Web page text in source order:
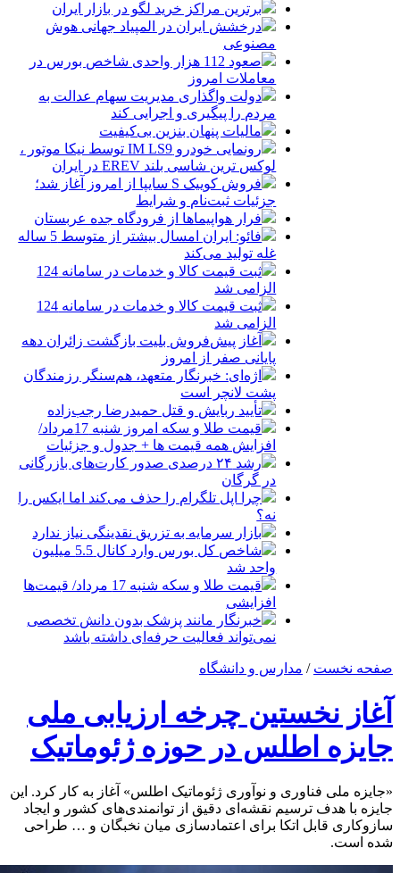
برترین مراکز خرید لگو در بازار ایران
درخشش ایران در المپیاد جهانی هوش
مصنوعی
صعود 112 هزار واحدی شاخص بورس در
معاملات امروز
دولت واگذاری مدیریت سهام عدالت به
مردم را پیگیری و اجرایی کند
مالیات پنهان بنزین بی‌کیفیت
رونمایی خودرو IM LS9 توسط نیکا موتور ،
لوکس ترین شاسی بلند EREV در ایران
فروش کوییک S سایپا از امروز آغاز شد؛
جزئیات ثبت‌نام و شرایط
فرار هواپیماها از فرودگاه جده عربستان
فائو: ایران امسال بیشتر از متوسط 5 ساله
غله تولید می‌کند
ثبت قیمت کالا و خدمات در سامانه 124
الزامی شد
ثبت قیمت کالا و خدمات در سامانه 124
الزامی شد
آغاز پیش‌فروش بلیت بازگشت زائران دهه
پایانی صفر از امروز
اژه‌ای: خبرنگار متعهد، هم‌سنگر رزمندگان
پشت لانچر است
تأیید ربایش و قتل حمیدرضا رجب‌زاده
قیمت طلا و سکه امروز شنبه 17مرداد/
افزایش همه قیمت ها + جدول و جزئیات
رشد ۲۴ درصدی صدور کارت‌های بازرگانی
در گرگان
چرا اپل تلگرام را حذف می‌کند اما ایکس را
نه؟
بازار سرمایه به تزریق نقدینگی نیاز ندارد
شاخص کل بورس وارد کانال 5.5 میلیون
واحد شد
قیمت طلا و سکه شنبه 17 مرداد/ قیمت‌ها
افزایشی
خبرنگار مانند پزشک بدون دانش تخصصی
نمی‌تواند فعالیت حرفه‌ای داشته باشد
صفحه نخست / مدارس و دانشگاه
آغاز نخستین چرخه ارزیابی ملی
جایزه اطلس در حوزه ژئوماتیک
«جایزه ملی فناوری و نوآوری ژئوماتیک اطلس» آغاز به کار کرد. این
جایزه با هدف ترسیم نقشه‌ای دقیق از توانمندی‌های کشور و ایجاد
سازوکاری قابل اتکا برای اعتمادسازی میان نخبگان و … طراحی
شده است.